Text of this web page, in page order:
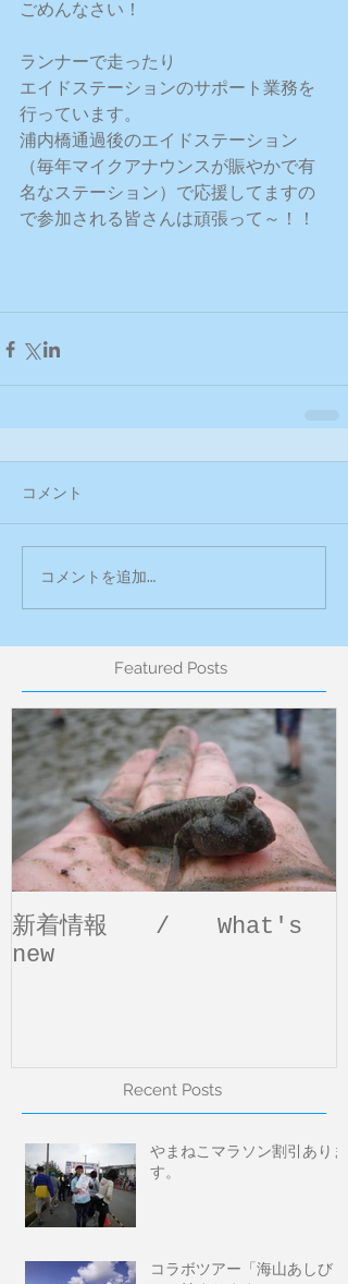
ごめんなさい！
ランナーで走ったり
エイドステーションのサポート業務を
行っています。
浦内橋通過後のエイドステーション
（毎年マイクアナウンスが賑やかで有
名なステーション）で応援してますの
で参加される皆さんは頑張って～！！
コメント
コメントを追加…
Featured Posts
新着情報 / What's
new
Recent Posts
やまねこマラソン割引ありま
す。
コラボツアー「海山あしび